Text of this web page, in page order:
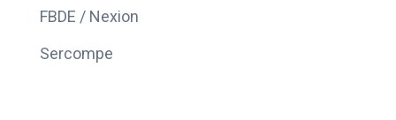
FBDE / Nexion
Sercompe